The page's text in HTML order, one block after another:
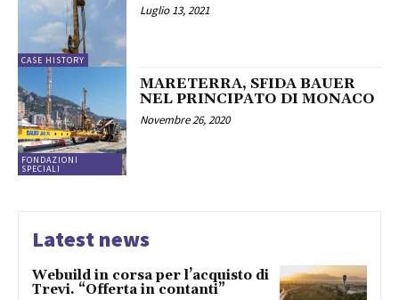
CASE HISTORY
Luglio 13, 2021
FONDAZIONI
SPECIALI
MARETERRA, SFIDA BAUER
NEL PRINCIPATO DI MONACO
Novembre 26, 2020
Latest news
Webuild in corsa per l’acquisto di
Trevi. “Offerta in contanti”